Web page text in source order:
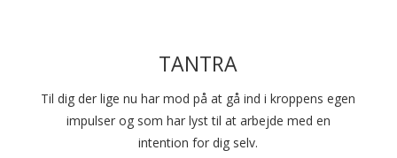
TANTRA
Til dig der lige nu har mod på at gå ind i kroppens egen
impulser og som har lyst til at arbejde med en
intention for dig selv.